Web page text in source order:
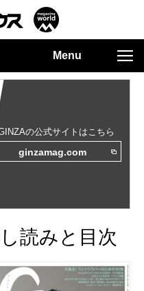
Menu
の公式サイトはこちら
ginzamag.com
読みと目次